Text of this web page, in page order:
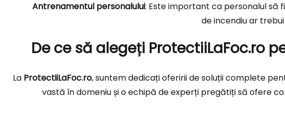
Antrenamentul personalului: Este important ca personalul să
de incendiu ar
De ce să alegeți ProtectiiLaFoc.ro
La ProtectiiLaFoc.ro, suntem dedicați oferirii de soluții complete
vastă în domeniu și o echipă de experți pregătiți să ofere